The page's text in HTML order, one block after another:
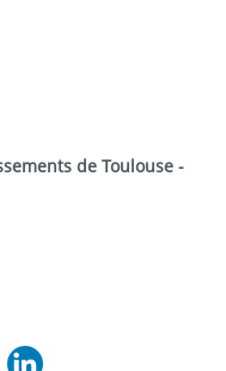
de Toulouse -